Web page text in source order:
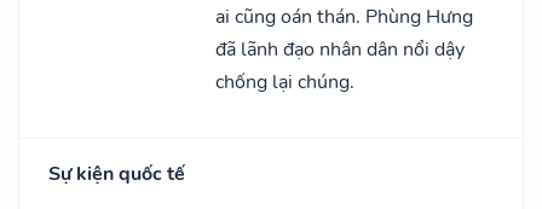
ai cũng oán thán. Phùng Hưng
đã lãnh đạo nhân dân nổi dậy
chống lại chúng.
Sự kiện quốc tế